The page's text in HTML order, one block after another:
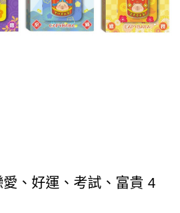
、好運、考試、富貴 4